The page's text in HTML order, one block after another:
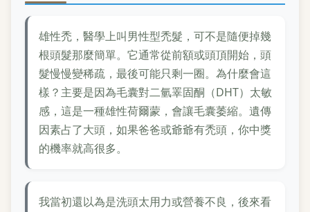
雄性禿，醫學上叫男性型禿髮，可不是隨便掉幾
根頭髮那麼簡單。它通常從前額或頭頂開始，頭
髮慢慢變稀疏，最後可能只剩一圈。為什麼會這
樣？主要是因為毛囊對二氫睪固酮（DHT）太敏
感，這是一種雄性荷爾蒙，會讓毛囊萎縮。遺傳
因素占了大頭，如果爸爸或爺爺有禿頭，你中獎
的機率就高很多。
我當初還以為是洗頭太用力或營養不良，後來看